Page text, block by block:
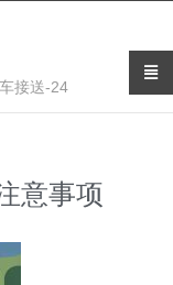
接送-24
意事项